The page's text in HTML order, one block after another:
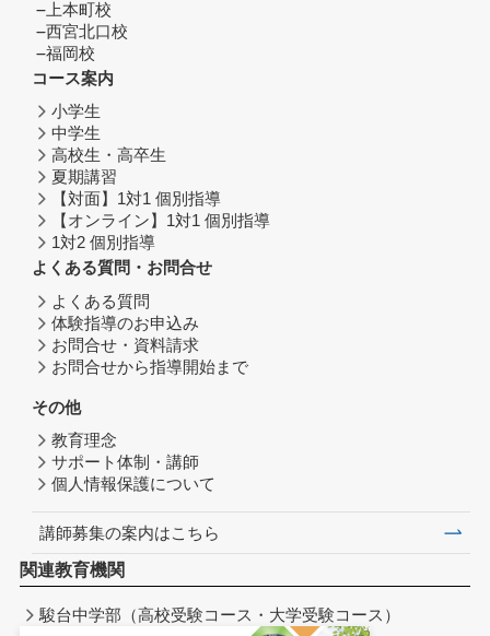
上本町校
西宮北口校
福岡校
コース案内
小学生
中学生
高校生・高卒生
夏期講習
【対面】1対1 個別指導
【オンライン】1対1 個別指導
1対2 個別指導
よくある質問・お問合せ
よくある質問
体験指導のお申込み
お問合せ・資料請求
お問合せから指導開始まで
その他
教育理念
サポート体制・講師
個人情報保護について
講師募集の案内はこちら
関連教育機関
駿台中学部（高校受験コース・大学受験コース）